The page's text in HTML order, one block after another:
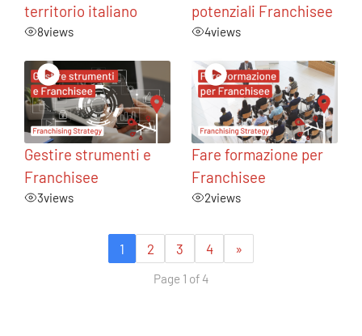
territorio italiano
8views
potenziali Franchisee
4views
Gestire strumenti e
Franchisee
3views
Fare formazione per
Franchisee
2views
1 2 3 4 »
Page 1 of 4